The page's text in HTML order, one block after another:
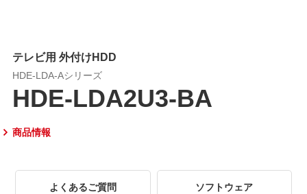
テレビ用 外付けHDD
HDE-LDA-Aシリーズ
HDE-LDA2U3-BA
商品情報
よくあるご質問 ソフトウェア